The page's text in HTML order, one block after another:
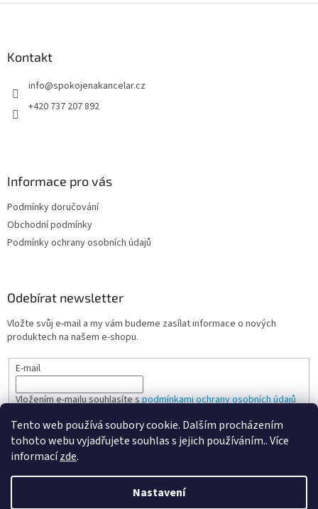
Tento web používá soubory cookie. Dalším procházením
tohoto webu vyjadřujete souhlas s jejich používáním.. Více
informacízde.
Nastavení
Kontakt
info@spokojenakancelar.cz
+420 737 207 892
Informace pro vás
Podmínky doručování
Obchodní podmínky
Podmínky ochrany osobních údajů
Odebírat newsletter
Vložte svůj e-mail a my vám budeme zasílat informace o nových
produktech na našem e-shopu.
E-mail
Vložením e-mailu souhlasíte spodmínkami ochrany osobních údajů
PŘIHLÁSIT SE
Vytvořil Shoptet